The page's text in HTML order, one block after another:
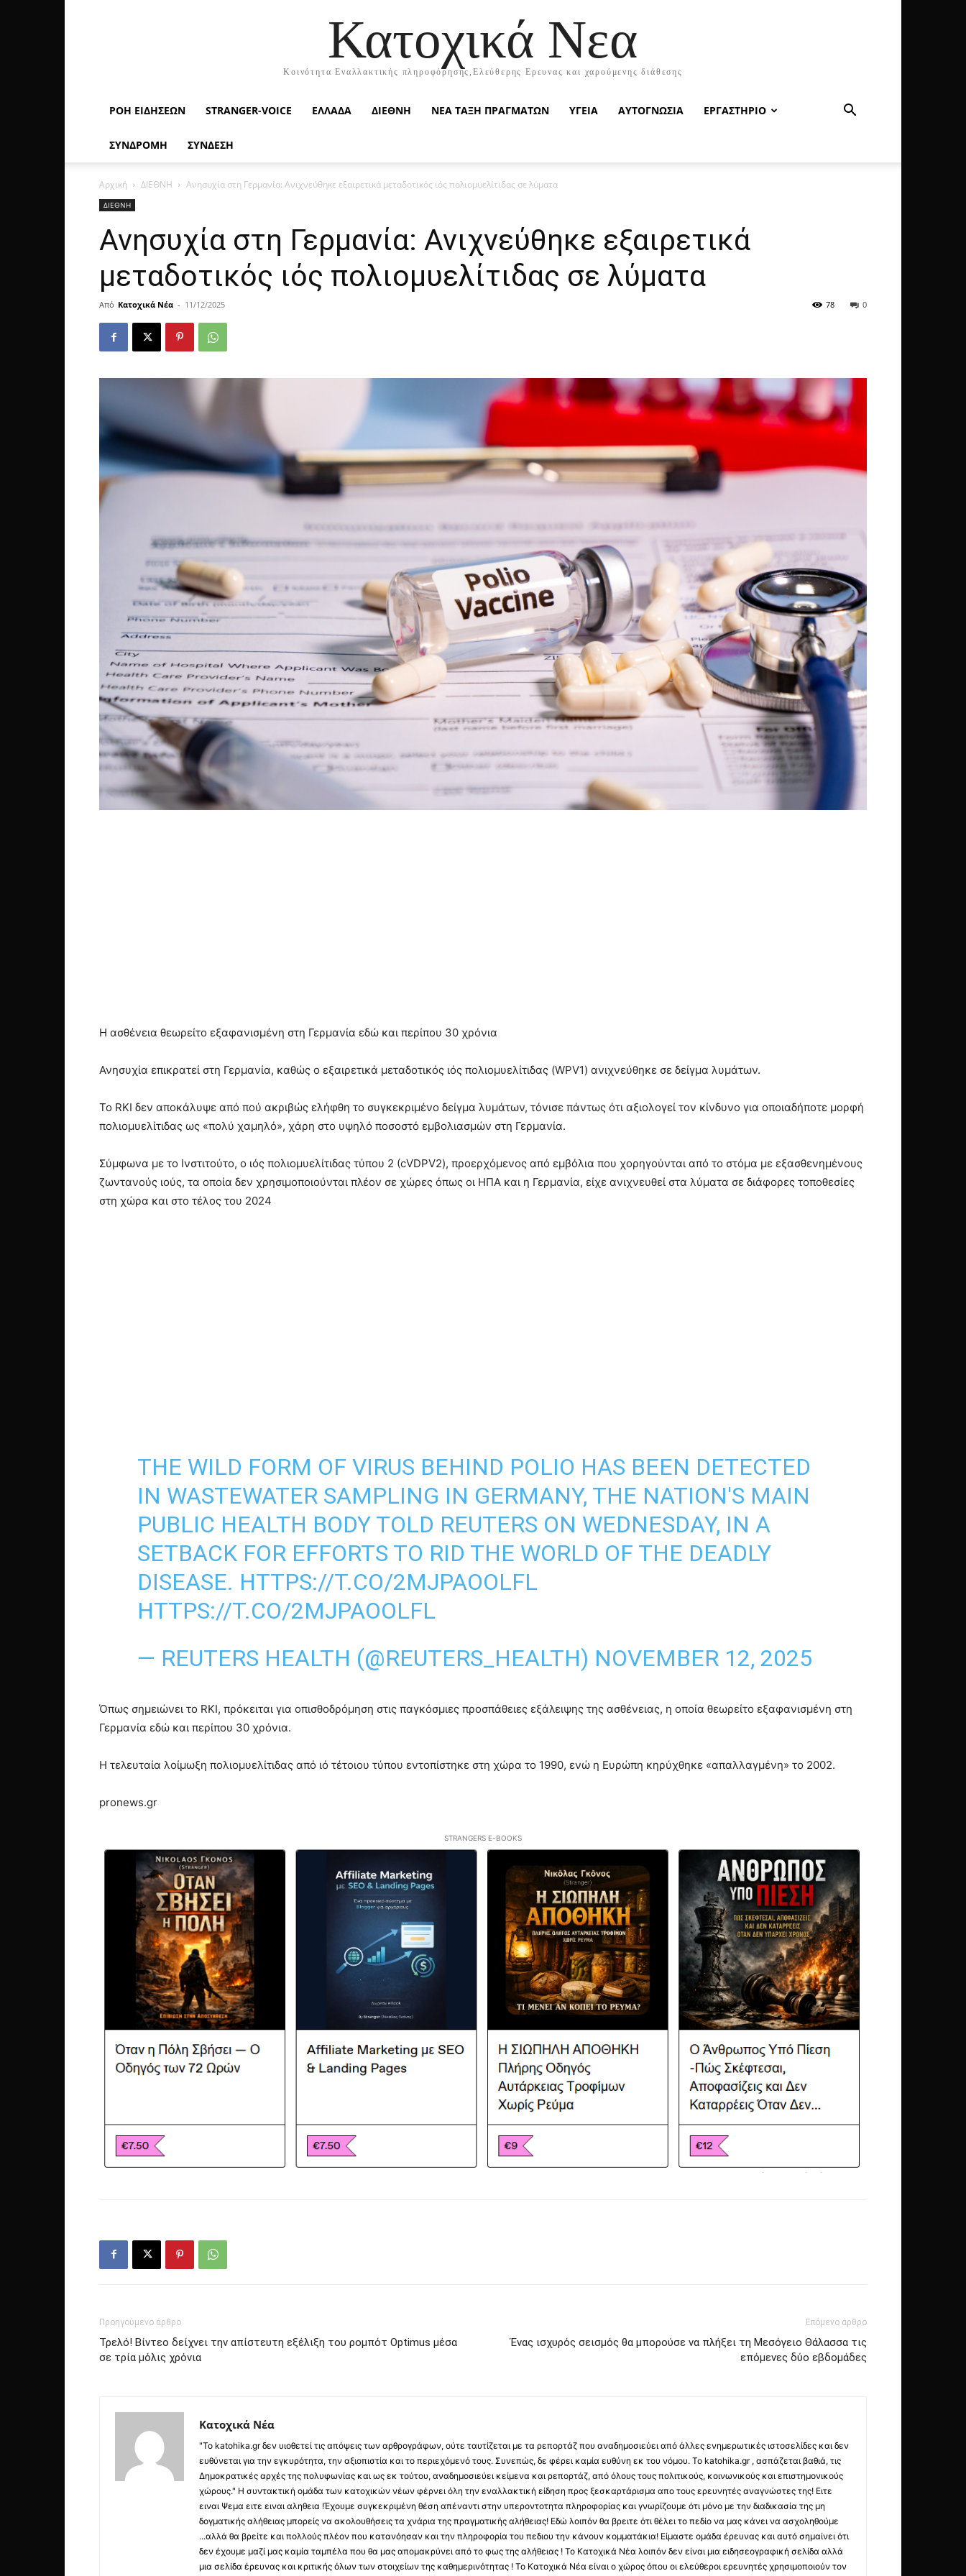
Κατοχικά Νεα
Κοινότητα Εναλλακτικής πληροφόρησης,Ελεύθερης Ερευνας και χαρούμενης διάθεσης
ΡΟΉ ΕΙΔΉΣΕΩΝ STRANGER-VOICE ΕΛΛΑΔΑ ΔΙΕΘΝΗ ΝΕΑ ΤΑΞΗ ΠΡΑΓΜΑΤΩΝ ΥΓΕΙΑ ΑΥΤΟΓΝΩΣΙΑ ΕΡΓΑΣΤΗΡΙΟ
ΣΥΝΔΡΟΜΗ ΣΥΝΔΕΣΗ
Αρχική ΔΙΕΘΝΗ Ανησυχία στη Γερμανία: Ανιχνεύθηκε εξαιρετικά μεταδοτικός ιός πολιομυελίτιδας σε λύματα
ΔΙΕΘΝΗ
Ανησυχία στη Γερμανία: Ανιχνεύθηκε εξαιρετικά
μεταδοτικός ιός πολιομυελίτιδας σε λύματα
Από Κατοχικά Νέα - 11/12/2025 0
78
Η ασθένεια θεωρείτο εξαφανισμένη στη Γερμανία εδώ και περίπου 30 χρόνια
Ανησυχία επικρατεί στη Γερμανία, καθώς ο εξαιρετικά μεταδοτικός ιός πολιομυελίτιδας (WPV1) ανιχνεύθηκε σε δείγμα λυμάτων.
Το RKI δεν αποκάλυψε από πού ακριβώς ελήφθη το συγκεκριμένο δείγμα λυμάτων, τόνισε πάντως ότι αξιολογεί τον κίνδυνο για οποιαδήποτε μορφή
πολιομυελίτιδας ως «πολύ χαμηλό», χάρη στο υψηλό ποσοστό εμβολιασμών στη Γερμανία.
Σύμφωνα με το Ινστιτούτο, ο ιός πολιομυελίτιδας τύπου 2 (cVDPV2), προερχόμενος από εμβόλια που χορηγούνται από το στόμα με εξασθενημένους
ζωντανούς ιούς, τα οποία δεν χρησιμοποιούνται πλέον σε χώρες όπως οι ΗΠΑ και η Γερμανία, είχε ανιχνευθεί στα λύματα σε διάφορες τοποθεσίες
στη χώρα και στο τέλος του 2024
THE WILD FORM OF VIRUS BEHIND POLIO HAS BEEN DETECTED
IN WASTEWATER SAMPLING IN GERMANY, THE NATION'S MAIN
PUBLIC HEALTH BODY TOLD REUTERS ON WEDNESDAY, IN A
SETBACK FOR EFFORTS TO RID THE WORLD OF THE DEADLY
DISEASE. HTTPS://T.CO/2MJPAOOLFL
HTTPS://T.CO/2MJPAOOLFL
— REUTERS HEALTH (@REUTERS_HEALTH) NOVEMBER 12, 2025
Όπως σημειώνει το RΚΙ, πρόκειται για οπισθοδρόμηση στις παγκόσμιες προσπάθειες εξάλειψης της ασθένειας, η οποία θεωρείτο εξαφανισμένη στη
Γερμανία εδώ και περίπου 30 χρόνια.
Η τελευταία λοίμωξη πολιομυελίτιδας από ιό τέτοιου τύπου εντοπίστηκε στη χώρα το 1990, ενώ η Ευρώπη κηρύχθηκε «απαλλαγμένη» το 2002.
pronews.gr
STRANGERS E-BOOKS
Προηγούμενο άρθρο
Τρελό! Βίντεο δείχνει την απίστευτη εξέλιξη του ρομπότ Optimus μέσα
σε τρία μόλις χρόνια
Επόμενο άρθρο
Ένας ισχυρός σεισμός θα μπορούσε να πλήξει τη Μεσόγειο Θάλασσα τις
επόμενες δύο εβδομάδες
Κατοχικά Νέα
"Το katohika.gr δεν υιοθετεί τις απόψεις των αρθρογράφων, ούτε ταυτίζεται με τα ρεπορτάζ που αναδημοσιεύει από άλλες ενημερωτικές ιστοσελίδες και δεν
ευθύνεται για την εγκυρότητα, την αξιοπιστία και το περιεχόμενό τους. Συνεπώς, δε φέρει καμία ευθύνη εκ του νόμου. Το katohika.gr , ασπάζεται βαθιά, τις
Δημοκρατικές αρχές της πολυφωνίας και ως εκ τούτου, αναδημοσιεύει κείμενα και ρεπορτάζ, από όλους τους πολιτικούς, κοινωνικούς και επιστημονικούς
χώρους." Η συντακτική ομάδα των κατοχικών νέων φέρνει όλη την εναλλακτική είδηση προς ξεσκαρτάρισμα απο τους ερευνητές αναγνώστες της! Ειτε
ειναι Ψεμα ειτε ειναι αληθεια !Έχουμε συγκεκριμένη θέση απέναντι στην υπεροντοτητα πληροφορίας και γνωρίζουμε ότι μόνο με την διαδικασία της μη
δογματικής αλήθειας μπορείς να ακολουθήσεις τα χνάρια της πραγματικής αλήθειας! Εδώ λοιπόν θα βρειτε ότι θέλει το πεδίο να μας κάνει να ασχοληθούμε
...αλλά θα βρείτε και πολλούς πλέον που κατανόησαν και την πληροφορία του πεδιου την κάνουν κομματάκια! Είμαστε ομάδα έρευνας και αυτό σημαίνει ότι
δεν έχουμε μαζί μας καμία ταμπέλα που θα μας απομακρύνει από το φως της αλήθειας ! Το Κατοχικά Νέα λοιπόν δεν είναι μια ειδησεογραφική σελίδα αλλά
μια σελίδα έρευνας και κριτικής όλων των στοιχείων της καθημερινότητας ! Το Κατοχικά Νέα είναι ο χώρος όπου οι ελεύθεροι ερευνητές χρησιμοποιούν τον